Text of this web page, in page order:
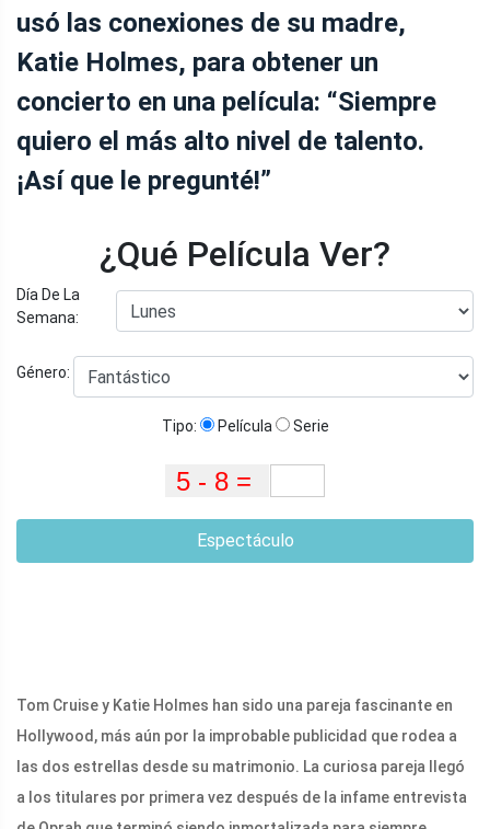
usó las conexiones de su madre,
Katie Holmes, para obtener un
concierto en una película: “Siempre
quiero el más alto nivel de talento.
¡Así que le pregunté!”
¿Qué Película Ver?
Día De La
Semana:
Género:
Tipo: Película Serie
Espectáculo
Tom Cruise y Katie Holmes han sido una pareja fascinante en
Hollywood, más aún por la improbable publicidad que rodea a
las dos estrellas desde su matrimonio. La curiosa pareja llegó
a los titulares por primera vez después de la infame entrevista